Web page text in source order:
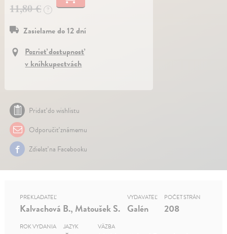
11,80 €
?
Zasielame do 12 dní
Pozrieť dostupnosť
v kníhkupectvách
Pridať do wishlistu
Odporučiť známemu
Zdielať na Facebooku
PREKLADATEĽ
Kalvachová B., Matoušek S.
VYDAVATEĽ
Galén
POČET STRÁN
208
ROK VYDANIA JAZYK VÄZBA